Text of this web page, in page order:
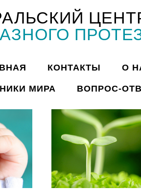
КОНТАКТЫ О
МИРА ВОПРОС-